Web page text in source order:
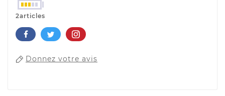
2articles
Donnez votre avis